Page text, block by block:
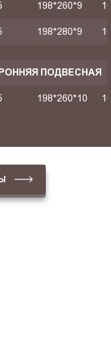
198*260*9
198*280*9
ПОДВЕСНАЯ
198*260*10